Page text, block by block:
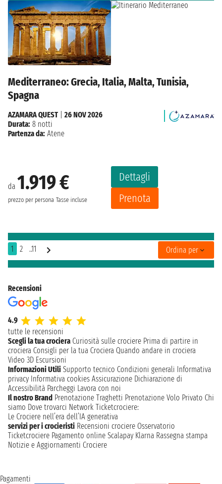
Mediterraneo: Grecia, Italia, Malta, Tunisia,
Spagna
da 1.919 €
prezzo per persona Tasse incluse
Dettagli
Prenota
AZAMARA QUEST| 26 NOV 2026
Durata: 8 notti
Partenza da: Atene
1 2 ..11 Ordina per
Recensioni
4.9
tutte le recensioni
Scegli la tua crociera Curiosità sulle crociere Prima di partire in
crociera Consigli per la tua Crociera Quando andare in crociera
Video 3D Escursioni
Informazioni Utili Supporto tecnico Condizioni generali Informativa
privacy Informativa cookies Assicurazione Dichiarazione di
Accessibilità Parcheggi Lavora con noi
Il nostro Brand Prenotazione Traghetti Prenotazione Volo Privato Chi
siamo Dove trovarci Network Ticketcrociere:
Le Crociere nell’era dell’IA generativa
servizi per i crocieristi Recensioni crociere Osservatorio
Ticketcrociere Pagamento online Scalapay Klarna Rassegna stampa
Notizie e Aggiornamenti Crociere
Pagamenti